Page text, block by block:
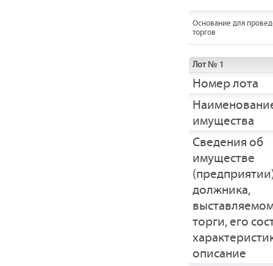
Основание для
торгов
Лот № 1
Номер лота
имущества
Cведения об
имуществе
должника,
торги, его
описание